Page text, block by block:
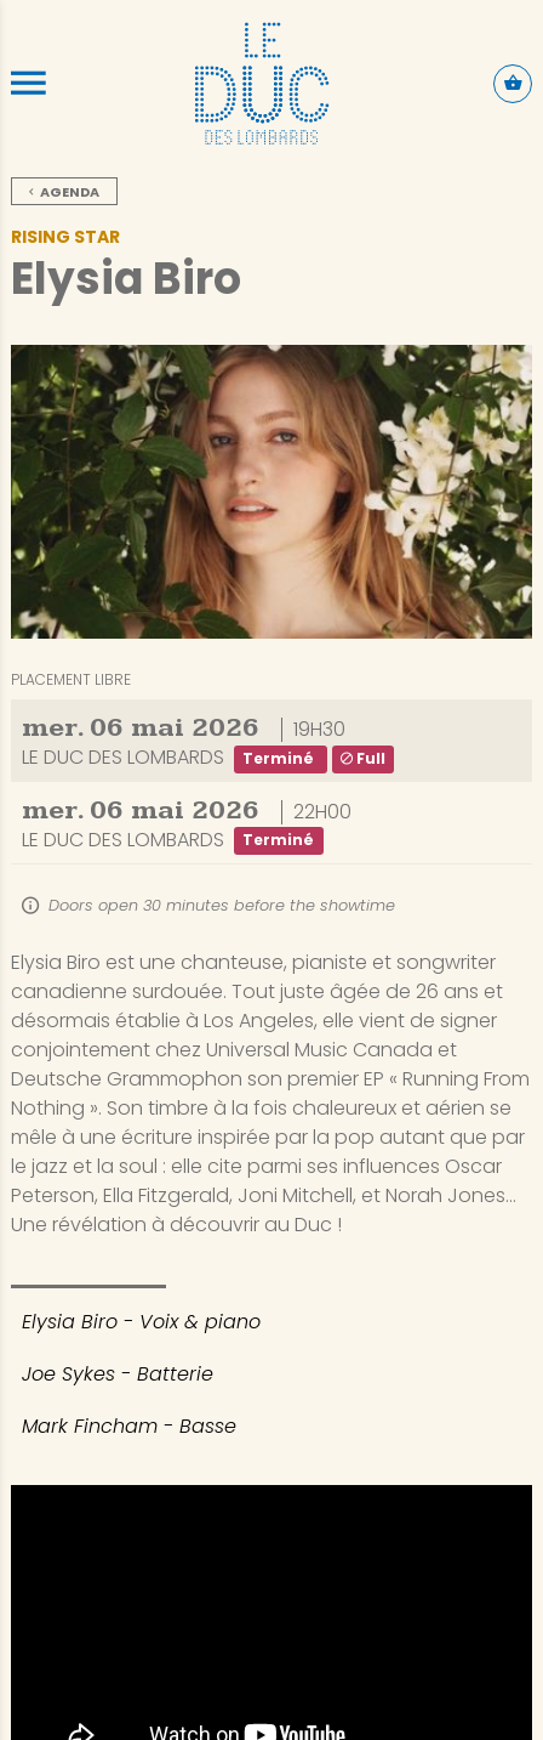
SKIP TO CONTENT
AGENDA
RISING STAR
Elysia Biro
PLACEMENT LIBRE
mer. 06 mai 2026
19H30
LE DUC DES LOMBARDS
Terminé Full
mer. 06 mai 2026
22H00
LE DUC DES LOMBARDS
Terminé
Doors open 30 minutes before the showtime
Elysia Biro est une chanteuse, pianiste et songwriter
canadienne surdouée. Tout juste âgée de 26 ans et
désormais établie à Los Angeles, elle vient de signer
conjointement chez Universal Music Canada et
Deutsche Grammophon son premier EP « Running From
Nothing ». Son timbre à la fois chaleureux et aérien se
mêle à une écriture inspirée par la pop autant que par
le jazz et la soul : elle cite parmi ses influences Oscar
Peterson, Ella Fitzgerald, Joni Mitchell, et Norah Jones…
Une révélation à découvrir au Duc !
Elysia Biro - Voix & piano
Joe Sykes - Batterie
Mark Fincham - Basse